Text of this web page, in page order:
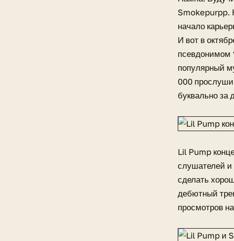
Smokepurpp.
начало
И вот в
псевдонимом
популярный
000
буквально за
Lil Pump
слушателей и
сделать
дебютный
просмотров